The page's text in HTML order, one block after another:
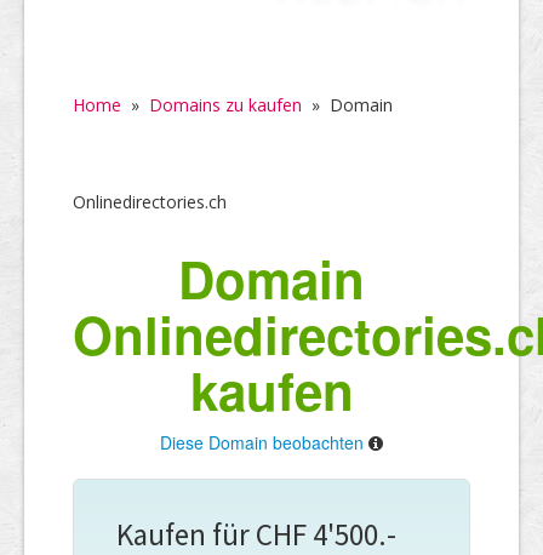
Home » Domains zu kaufen » Domain
Onlinedirectories.ch
Domain
kaufen
Diese Domain beobachten
Kaufen für CHF 4'500.-